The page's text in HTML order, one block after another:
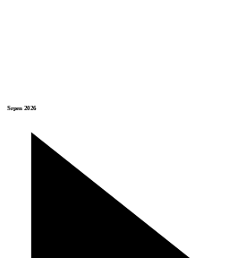
Srpen 2026